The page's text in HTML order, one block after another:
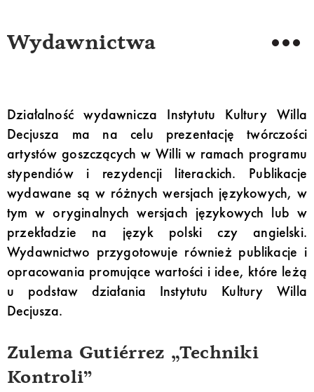
Wydawnictwa
Działalność wydawnicza Instytutu Kultury Willa
Decjusza ma na celu prezentację twórczości
artystów goszczących w Willi w ramach programu
stypendiów i rezydencji literackich. Publikacje
wydawane są w różnych wersjach językowych, w
tym w oryginalnych wersjach językowych lub w
przekładzie na język polski czy angielski.
Wydawnictwo przygotowuje również publikacje i
opracowania promujące wartości i idee, które leżą
u podstaw działania Instytutu Kultury Willa
Decjusza.
Zulema Gutiérrez „Techniki
Kontroli”